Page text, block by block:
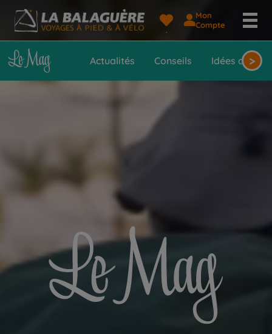
Mon
Compte
Actualités Conseils Idées de>